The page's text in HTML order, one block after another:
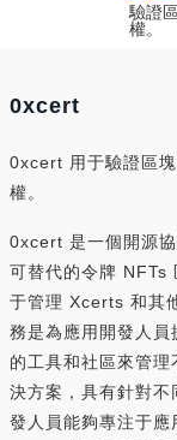
驗證
權。
0xcert
0xcert 用于驗證區
權。
0xcert 是一個開源
可替代的令牌 NFTs
于管理 Xcerts 和其
務是為應用開發人
的工具和社區來管
決方案，具有針對
發人員能夠專注于應